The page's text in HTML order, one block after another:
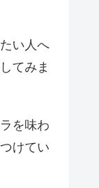
い人へ
てみま
を味わ
けてい